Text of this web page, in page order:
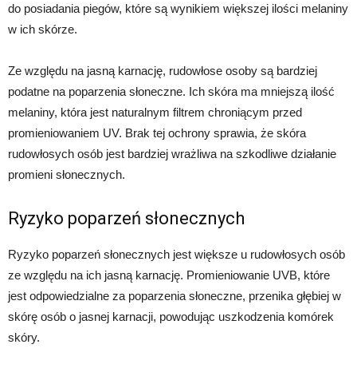
do posiadania piegów, które są wynikiem większej ilości melaniny
w ich skórze.
Ze względu na jasną karnację, rudowłose osoby są bardziej
podatne na poparzenia słoneczne. Ich skóra ma mniejszą ilość
melaniny, która jest naturalnym filtrem chroniącym przed
promieniowaniem UV. Brak tej ochrony sprawia, że skóra
rudowłosych osób jest bardziej wrażliwa na szkodliwe działanie
promieni słonecznych.
Ryzyko poparzeń słonecznych
Ryzyko poparzeń słonecznych jest większe u rudowłosych osób
ze względu na ich jasną karnację. Promieniowanie UVB, które
jest odpowiedzialne za poparzenia słoneczne, przenika głębiej w
skórę osób o jasnej karnacji, powodując uszkodzenia komórek
skóry.